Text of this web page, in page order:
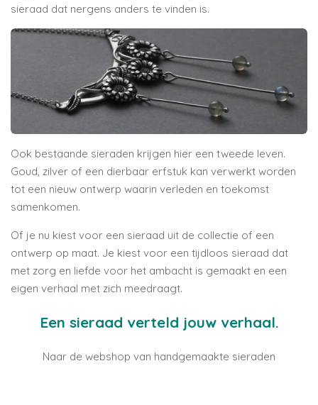
sieraad dat nergens anders te vinden is.
Ook bestaande sieraden krijgen hier een tweede leven.
Goud, zilver of een dierbaar erfstuk kan verwerkt worden
tot een nieuw ontwerp waarin verleden en toekomst
samenkomen.
Of je nu kiest voor een sieraad uit de collectie of een
ontwerp op maat. Je kiest voor een tijdloos sieraad dat
met zorg en liefde voor het ambacht is gemaakt en een
eigen verhaal met zich meedraagt.
Een sieraad verteld jouw verhaal.
Naar de webshop van handgemaakte sieraden